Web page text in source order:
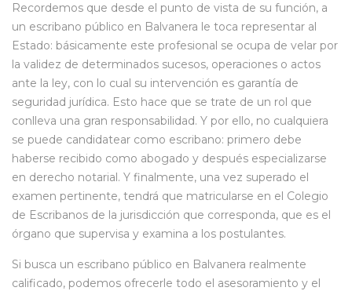
Recordemos que desde el punto de vista de su función, a
un escribano público en Balvanera le toca representar al
Estado: básicamente este profesional se ocupa de velar por
la validez de determinados sucesos, operaciones o actos
ante la ley, con lo cual su intervención es garantía de
seguridad jurídica. Esto hace que se trate de un rol que
conlleva una gran responsabilidad. Y por ello, no cualquiera
se puede candidatear como escribano: primero debe
haberse recibido como abogado y después especializarse
en derecho notarial. Y finalmente, una vez superado el
examen pertinente, tendrá que matricularse en el Colegio
de Escribanos de la jurisdicción que corresponda, que es el
órgano que supervisa y examina a los postulantes.
Si busca un escribano público en Balvanera realmente
calificado, podemos ofrecerle todo el asesoramiento y el